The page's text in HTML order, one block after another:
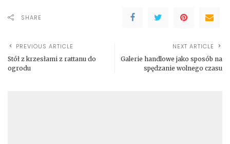
SHARE
PREVIOUS ARTICLE
Stół z krzesłami z rattanu do
ogrodu
NEXT ARTICLE
Galerie handlowe jako sposób na
spędzanie wolnego czasu